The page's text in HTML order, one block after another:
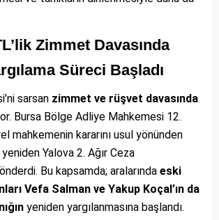
Zimmet Davasında
Süreci Başladı
sarsan zimmet ve rüşvet davasında
Bursa Bölge Adliye Mahkemesi 12.
mahkemenin kararını usul yönünden
Yalova 2. Ağır Ceza
Bu kapsamda; aralarında eski
Vefa Salman ve Yakup Koçal’ın da
yeniden yargılanmasına başlandı.